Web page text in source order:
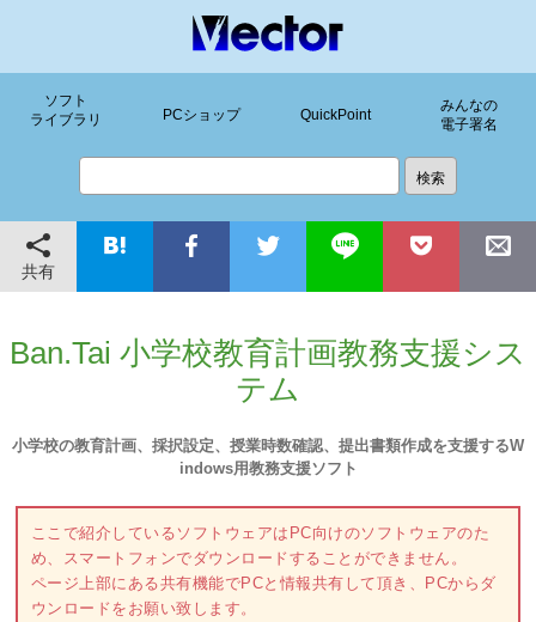
ソフト
ライブラリ
PCショップ QuickPoint
みんなの
電子署名
共有
Ban.Tai 小学校教育計画教務支援シス
テム
小学校の教育計画、採択設定、授業時数確認、提出書類作成を支援するW
indows用教務支援ソフト
ここで紹介しているソフトウェアはPC向けのソフトウェアのた
め、スマートフォンでダウンロードすることができません。
ページ上部にある共有機能でPCと情報共有して頂き、PCからダ
ウンロードをお願い致します。